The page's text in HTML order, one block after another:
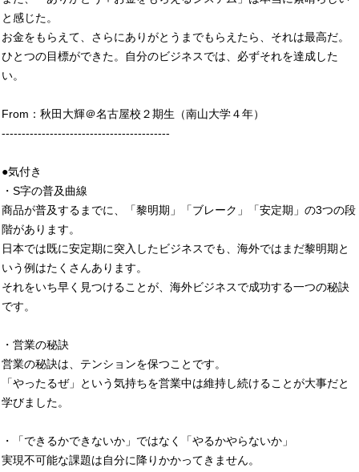
と感じた。
お金をもらえて、さらにありがとうまでもらえたら、それは最高だ。
ひとつの目標ができた。自分のビジネスでは、必ずそれを達成した
い。
From：秋田大輝＠名古屋校２期生（南山大学４年）
------------------------------------------
●気付き
・S字の普及曲線
商品が普及するまでに、「黎明期」「ブレーク」「安定期」の3つの段
階があります。
日本では既に安定期に突入したビジネスでも、海外ではまだ黎明期と
いう例はたくさんあります。
それをいち早く見つけることが、海外ビジネスで成功する一つの秘訣
です。
・営業の秘訣
営業の秘訣は、テンションを保つことです。
「やったるぜ」という気持ちを営業中は維持し続けることが大事だと
学びました。
・「できるかできないか」ではなく「やるかやらないか」
実現不可能な課題は自分に降りかかってきません。